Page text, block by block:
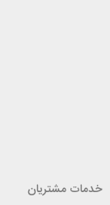
خدمات مشتریان